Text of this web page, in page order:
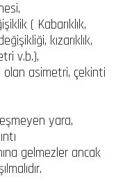
( Kabarıklık,
kızarıklık,
v.b.),
olan asimetri, çekinti
yara,
gelmezler ancak